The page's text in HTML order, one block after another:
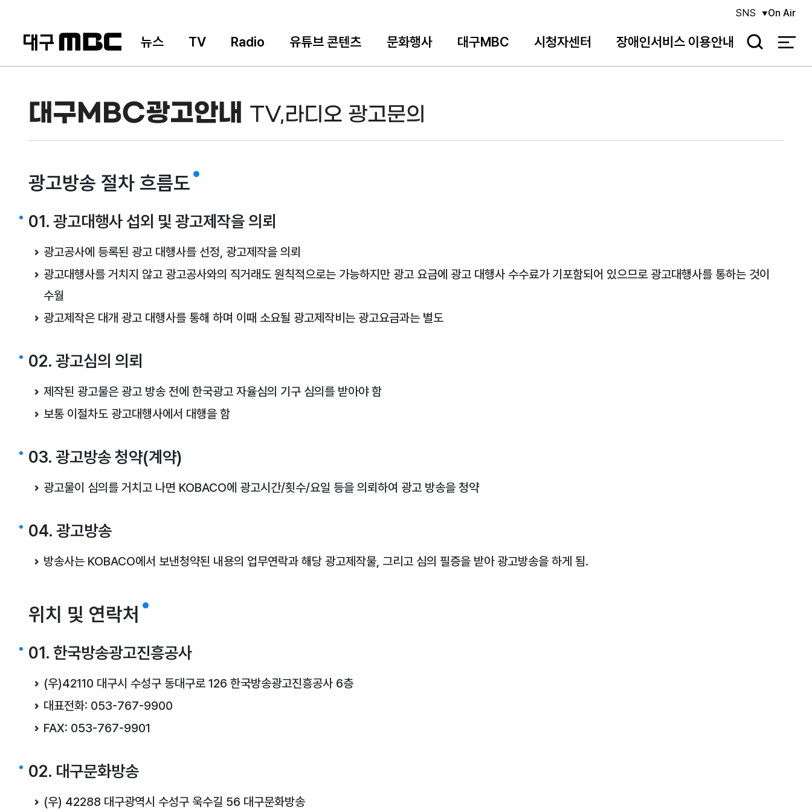
뉴스 TV Radio 유튜브 콘텐츠 문화행사 대구MBC 시청자센터 장애인서비스 이용안내
SNS On Air
검
대구MBC광고안내 TV,라디오 광고문의
광고방송 절차 흐름도
01. 광고대행사 섭외 및 광고제작을 의뢰
광고공사에 등록된 광고 대행사를 선정, 광고제작을 의뢰
광고대행사를 거치지 않고 광고공사와의 직거래도 원칙적으로는 가능하지만 광고 요금에 광고 대행사 수수료가 기포함되어 있으므로 광고대행사를 통하는 것이
수월
광고제작은 대개 광고 대행사를 통해 하며 이때 소요될 광고제작비는 광고요금과는 별도
02. 광고심의 의뢰
제작된 광고물은 광고 방송 전에 한국광고 자율심의 기구 심의를 받아야 함
보통 이절차도 광고대행사에서 대행을 함
03. 광고방송 청약(계약)
광고물이 심의를 거치고 나면 KOBACO에 광고시간/횟수/요일 등을 의뢰하여 광고 방송을 청약
04. 광고방송
방송사는 KOBACO에서 보낸청약된 내용의 업무연락과 해당 광고제작물, 그리고 심의 필증을 받아 광고방송을 하게 됨.
위치 및 연락처
01. 한국방송광고진흥공사
(우)42110 대구시 수성구 동대구로 126 한국방송광고진흥공사 6층
대표전화: 053-767-9900
FAX: 053-767-9901
02. 대구문화방송
(우) 42288 대구광역시 수성구 욱수길 56 대구문화방송